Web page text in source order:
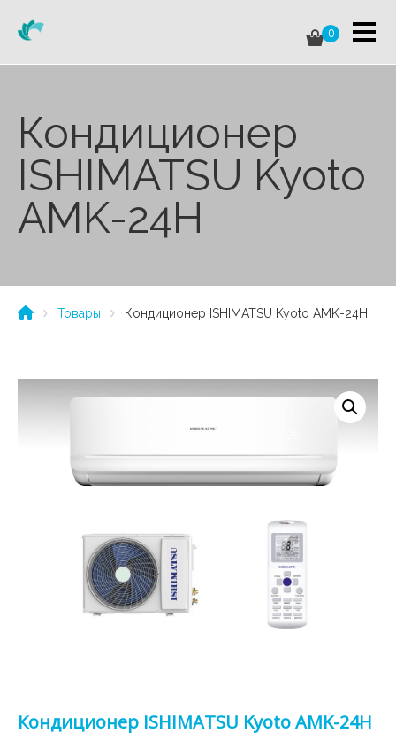
0
Кондиционер
ISHIMATSU Kyoto
AMK-24H
Товары Кондиционер ISHIMATSU Kyoto AMK-24H
Кондиционер ISHIMATSU Kyoto AMK-24H